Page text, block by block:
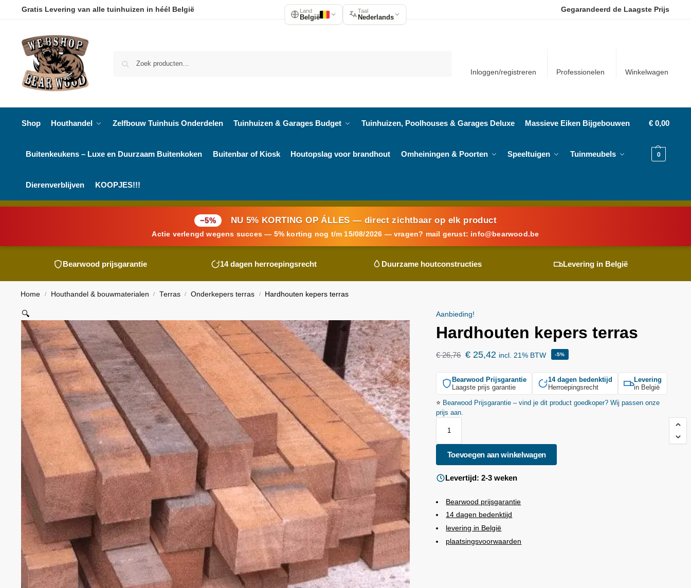
Gratis Levering van alle tuinhuizen in héél België Gegarandeerd de Laagste Prijs
Inloggen/registreren Professionelen Winkelwagen
Shop Houthandel Zelfbouw Tuinhuis Onderdelen Tuinhuizen & Garages Budget Tuinhuizen, Poolhouses & Garages Deluxe Massieve Eiken Bijgebouwen
Buitenkeukens – Luxe en Duurzaam Buitenkoken Buitenbar of Kiosk Houtopslag voor brandhout Omheiningen & Poorten Speeltuigen Tuinmeubels
Dierenverblijven KOOPJES!!!
€ 0,00
0
−5% NU 5% KORTING OP ÁLLES — direct zichtbaar op elk product
Actie verlengd wegens succes — 5% korting nog t/m 15/08/2026 — vragen? mail gerust: info@ bearwood .be
Bearwood prijsgarantie 14 dagen herroepingsrecht Duurzame houtconstructies Levering in België
Home / Houthandel & bouwmaterialen / Terras / Onderkepers terras / Hardhouten kepers terras
🔍 Aanbieding!
Hardhouten kepers terras
€26,76 € 25,42 incl. 21% BTW -5%
Bearwood Prijsgarantie
Laagste prijs garantie
14 dagen bedenktijd
Herroepingsrecht
Levering
in België
⭐ Bearwood Prijsgarantie – vind je dit product goedkoper? Wij passen onze
prijs aan.
Toevoegen aan winkelwagen
Levertijd: 2-3 weken
Bearwood prijsgarantie
14 dagen bedenktijd
levering in België
plaatsingsvoorwaarden
Land
België
Taal
Nederlands